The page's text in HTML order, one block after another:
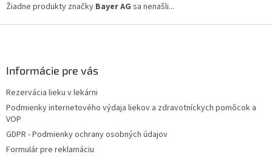
Žiadne produkty značky Bayer AG sa nenašli...
Informácie pre vás
Rezervácia lieku v lekárni
Podmienky internetového výdaja liekov a zdravotníckych pomôcok a
VOP
GDPR - Podmienky ochrany osobných údajov
Formulár pre reklamáciu